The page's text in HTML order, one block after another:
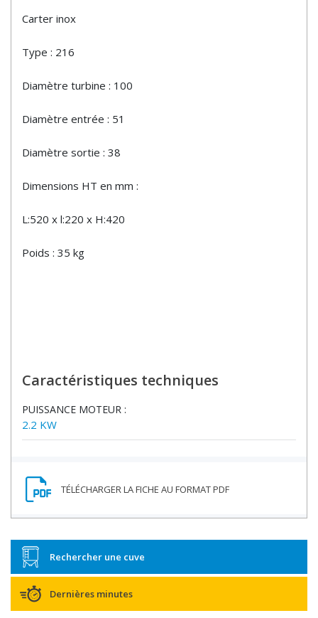
Rechercher une cuve
Dernières minutes
Carter inox
Type : 216
Diamètre turbine : 100
Diamètre entrée : 51
Diamètre sortie : 38
Dimensions HT en mm :
L:520 x l:220 x H:420
Poids : 35 kg
Caractéristiques techniques
PUISSANCE MOTEUR :
2.2 KW